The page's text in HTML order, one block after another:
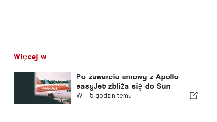
Więcej w
Po zawarciu umowy z Apollo
easyJet zbliża się do Sun
W - 5 godzin temu